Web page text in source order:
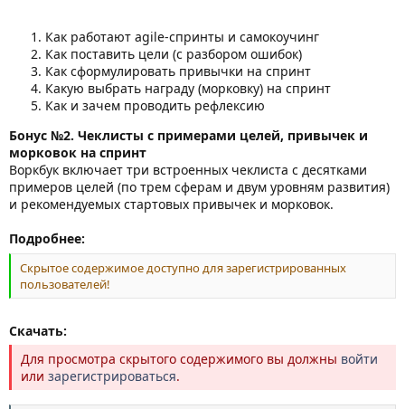
Как работают agile-спринты и самокоучинг
Как поставить цели (с разбором ошибок)
Как сформулировать привычки на спринт
Какую выбрать награду (морковку) на спринт
Как и зачем проводить рефлексию
Бонус №2. Чеклисты с примерами целей, привычек и
морковок на спринт
Воркбук включает три встроенных чеклиста с десятками
примеров целей (по трем сферам и двум уровням развития)
и рекомендуемых стартовых привычек и морковок.
Подробнее:
Скрытое содержимое доступно для зарегистрированных
пользователей!
Скачать:
Для просмотра скрытого содержимого вы должны войти
или зарегистрироваться.